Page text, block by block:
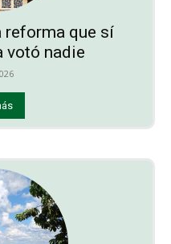
reforma que sí
votó nadie